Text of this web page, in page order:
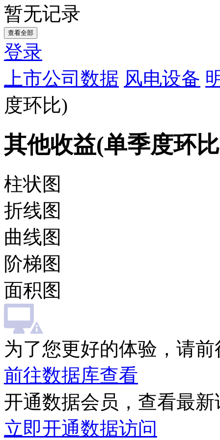
暂无记录
查看全部
登录
上市公司数据 风电设备
度环比)
其他收益(单季度环
柱状图
折线图
曲线图
阶梯图
面积图
为了您更好的体验，请
前往数据库查看
开通数据会员，查看最
立即开通数据访问